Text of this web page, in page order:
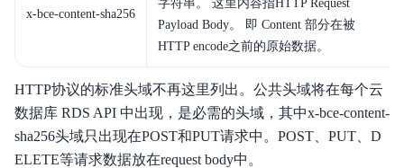
x-bce-content-sha256
字符串。 这里内容指HTTP Request
Payload Body。 即 Content 部分在被
HTTP encode之前的原始数据。
HTTP协议的标准头域不再这里列出。公共头域将在每个云
数据库 RDS API 中出现，是必需的头域，其中x-bce-content-
sha256头域只出现在POST和PUT请求中。POST、PUT、D
ELETE等请求数据放在request body中。